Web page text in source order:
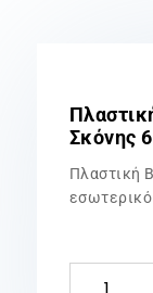
Σκόνης
Πλαστική